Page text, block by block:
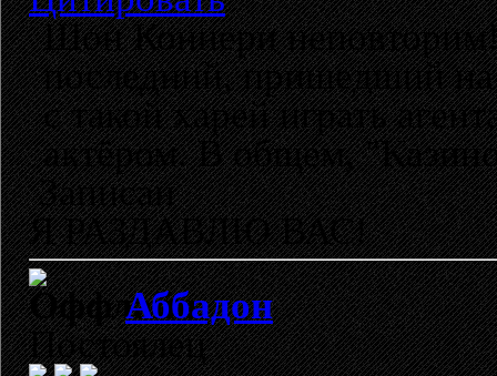
Шон Коннери
последний, пришедший
с такой харей играть
актёром. В общем,
Записан
Я РАЗДАВЛЮ ВАС!
Аббадон
Постоялец